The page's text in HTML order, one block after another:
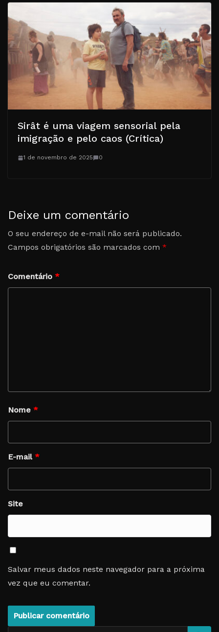
Sirât é uma viagem sensorial pela
imigração e pelo caos (Crítica)
1 de novembro de 2025 0
Deixe um comentário
O seu endereço de e-mail não será publicado.
Campos obrigatórios são marcados com *
Comentário *
Nome *
E-mail *
Site
Salvar meus dados neste navegador para a próxima
vez que eu comentar.